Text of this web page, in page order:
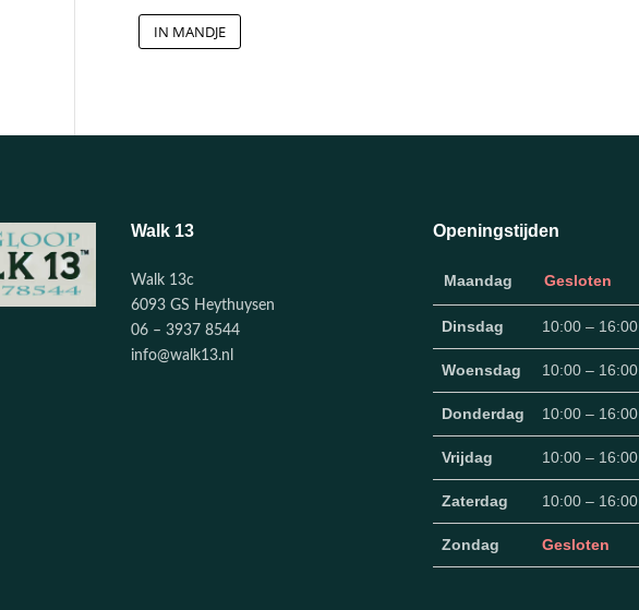
prijs
was:
IN MANDJE
Walk 13
Walk 13c
6093 GS Heythuysen
06 – 3937 8544
info@walk13.nl
Openingstijden
Maandag Gesloten
Dinsdag 10:00 – 16:00
Woensdag 10:00 – 16:00
Donderdag 10:00 – 16:00
Vrijdag 10:00 – 16:00
Zaterdag 10:00 – 16:00
Zondag Gesloten